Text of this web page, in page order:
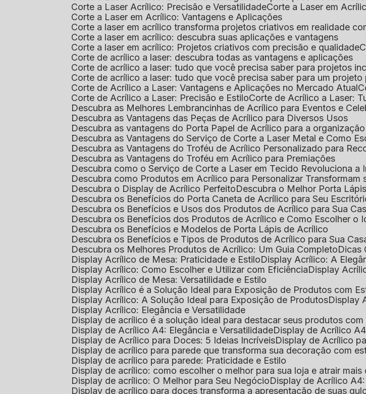
Corte a Laser Acrílico: Precisão e Versatilidade
Corte a Laser em
Corte a Laser em Acrílico: Vantagens e Aplicações
Corte a laser em acrílico transforma projetos criativos em realidade
Corte a laser em acrílico: descubra suas aplicações e vantagens
Corte a laser em acrílico: Projetos criativos com precisão e qualidade
Corte de acrílico a laser: descubra todas as vantagens e aplicações
Corte de acrílico a laser: tudo que você precisa saber para projetos
Corte de acrílico a laser: tudo que você precisa saber para um projeto
Corte de Acrílico a Laser: Vantagens e Aplicações no Mercado Atual
Corte de Acrílico a Laser: Precisão e Estilo
Corte de Acrílico a Laser:
Descubra as Melhores Lembrancinhas de Acrílico para Eventos e
Descubra as Vantagens das Peças de Acrílico para Diversos Usos
Descubra as vantagens do Porta Papel de Acrílico para a
Descubra as Vantagens do Serviço de Corte a Laser Metal e Como
Descubra as Vantagens do Troféu de Acrílico Personalizado para
Descubra as Vantagens do Troféu em Acrílico para Premiações
Descubra como o Serviço de Corte a Laser em Tecido Revoluciona a
Descubra como Produtos em Acrílico para Personalizar Transformam
Descubra o Display de Acrílico Perfeito
Descubra o Melhor Porta
Descubra os Benefícios do Porta Caneta de Acrílico para Seu
Descubra os Benefícios e Usos dos Produtos de Acrílico para Sua
Descubra os Benefícios dos Produtos de Acrílico e Como Escolher o
Descubra os Benefícios e Modelos de Porta Lápis de Acrílico
Descubra os Benefícios e Tipos de Produtos de Acrílico para Sua
Descubra os Melhores Produtos de Acrílico: Um Guia Completo
Display Acrílico de Mesa: Praticidade e Estilo
Display Acrílico: A
Display Acrílico: Como Escolher e Utilizar com Eficiência
Display
Display Acrílico de Mesa: Versatilidade e Estilo
Display Acrílico é a Solução Ideal para Exposição de Produtos com
Display Acrílico: A Solução Ideal para Exposição de Produtos
Display Acrílico: Elegância e Versatilidade
Display de acrílico é a solução ideal para destacar seus produtos
Display de Acrílico A4: Elegância e Versatilidade
Display de Acrílico
Display de Acrílico para Doces: 5 Ideias Incríveis
Display de Acrílico
Display de acrílico para parede que transforma sua decoração com
Display de acrílico para parede: Praticidade e Estilo
Display de acrílico: como escolher o melhor para sua loja e atrair mais
Display de acrílico: O Melhor para Seu Negócio
Display de Acrílico
Display de acrílico para doces transforma a apresentação de suas